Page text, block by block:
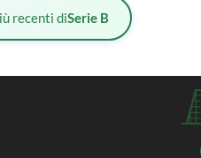
recenti diSerie B